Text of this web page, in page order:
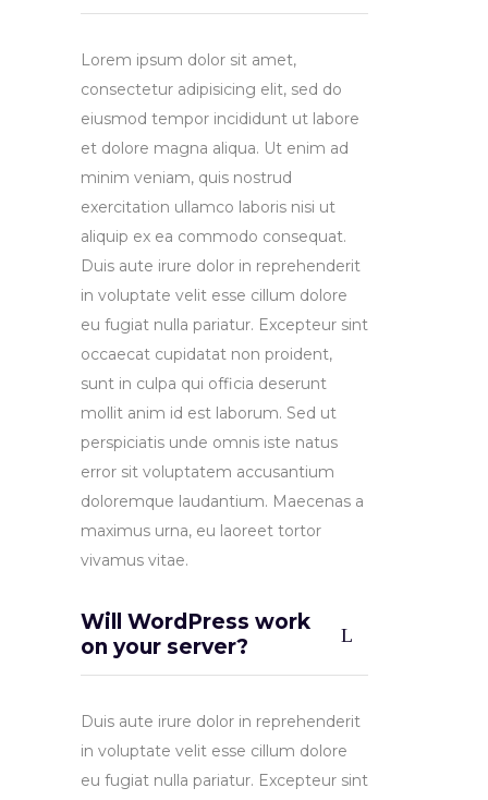
Lorem ipsum dolor sit amet,
consectetur adipisicing elit, sed do
eiusmod tempor incididunt ut labore
et dolore magna aliqua. Ut enim ad
minim veniam, quis nostrud
exercitation ullamco laboris nisi ut
aliquip ex ea commodo consequat.
Duis aute irure dolor in reprehenderit
in voluptate velit esse cillum dolore
eu fugiat nulla pariatur. Excepteur sint
occaecat cupidatat non proident,
sunt in culpa qui officia deserunt
mollit anim id est laborum. Sed ut
perspiciatis unde omnis iste natus
error sit voluptatem accusantium
doloremque laudantium. Maecenas a
maximus urna, eu laoreet tortor
vivamus vitae.
Will WordPress work
on your server?
Duis aute irure dolor in reprehenderit
in voluptate velit esse cillum dolore
eu fugiat nulla pariatur. Excepteur sint